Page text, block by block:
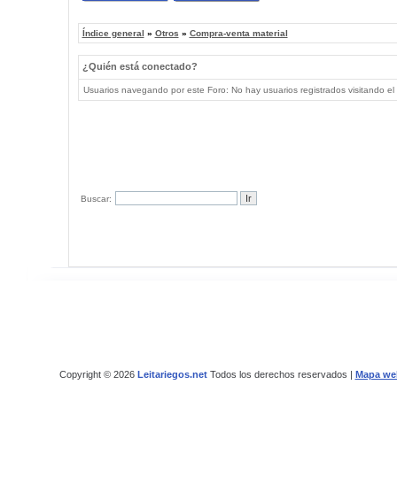
Índice general » Otros » Compra-venta material
¿Quién está conectado?
Usuarios navegando por este Foro: No hay usuarios registrados visitando
Buscar:
Copyright © 2026 Leitariegos.netTodos los derechos reservados | Mapa